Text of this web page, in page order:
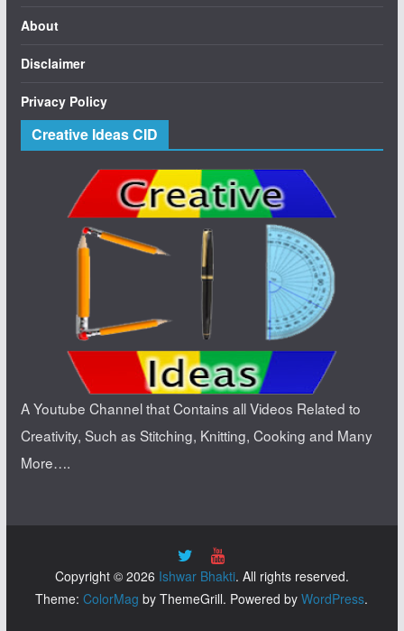
About
Disclaimer
Privacy Policy
Creative Ideas CID
A Youtube Channel that Contains all Videos Related to
Creativity, Such as Stitching, Knitting, Cooking and Many
More….
Copyright © 2026 Ishwar Bhakti. All rights reserved.
Theme:ColorMag by ThemeGrill. Powered byWordPress.